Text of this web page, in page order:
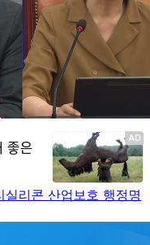
리콘 산업보호 행정명